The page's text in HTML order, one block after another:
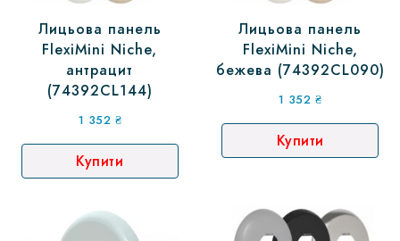
Лицьова панель
FlexiMini Niche,
антрацит
(74392CL144)
1 352 ₴
Купити
Лицьова панель
FlexiMini Niche,
бежева (74392CL090)
1 352 ₴
Купити